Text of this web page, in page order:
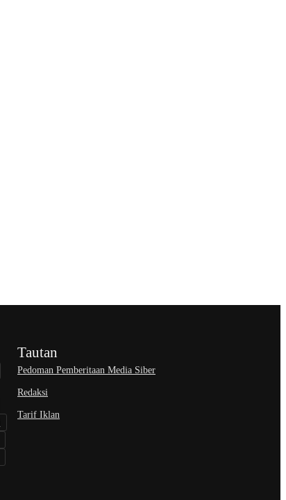
Tautan
Pedoman Pemberitaan Media Siber
Redaksi
Tarif Iklan